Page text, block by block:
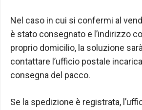
Nel caso in cui si confermi al
è stato consegnato e l’indirizzo
proprio domicilio, la soluzione
contattare l’ufficio postale
consegna del pacco.
Se la spedizione è registrata,